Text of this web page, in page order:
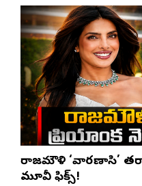
రాజమౌళి ‘వారణాసి’
మూవీ ఫిక్స్!